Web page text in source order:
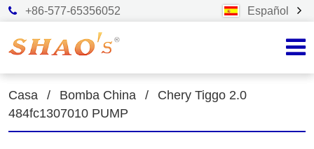
+86-577-65356052 Español
Casa / Bomba China /
Chery Tiggo 2.0
484fc1307010 PUMP